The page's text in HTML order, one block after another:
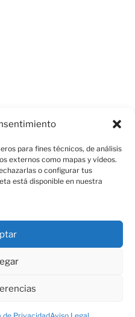
para fines técnicos, de análisis
externos como mapas y vídeos.
o configurar tus
está disponible en nuestra